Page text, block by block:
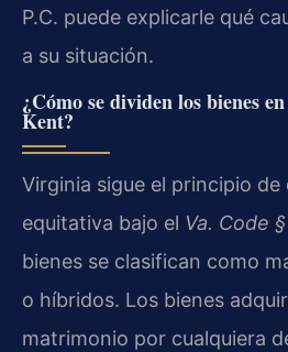
P.C. puede explicarle qué
a su situación.
¿Cómo se dividen los bienes
Kent?
Virginia sigue el principio de
equitativa bajo el Va. Code
bienes se clasifican como
o híbridos. Los bienes
matrimonio por cualquiera